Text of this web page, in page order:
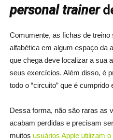
personal trainer
Comumente, as fichas de treino
alfabética em algum espaço da
que chega deve localizar a sua
seus exercícios. Além disso, é
todo o “circuito” que é cumprido
Dessa forma, não são raras as
acabam perdidas e precisam
muitos usuários Apple utilizam